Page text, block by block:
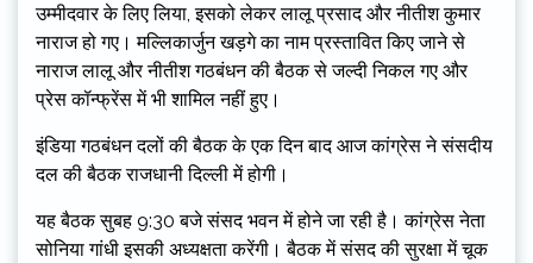
उम्मीदवार के लिए लिया, इसको लेकर लालू प्रसाद और नीतीश कुमार
नाराज हो गए। मल्लिकार्जुन खड़गे का नाम प्रस्तावित किए जाने से
नाराज लालू और नीतीश गठबंधन की बैठक से जल्दी निकल गए और
प्रेस कॉन्फ्रेंस में भी शामिल नहीं हुए।
इंडिया गठबंधन दलों की बैठक के एक दिन बाद आज कांग्रेस ने संसदीय
दल की बैठक राजधानी दिल्ली में होगी।
यह बैठक सुबह 9:30 बजे संसद भवन में होने जा रही है। कांग्रेस नेता
सोनिया गांधी इसकी अध्यक्षता करेंगी। बैठक में संसद की सुरक्षा में चूक